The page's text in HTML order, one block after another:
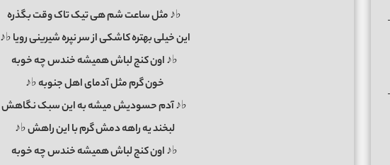
♭♪ مثل ساعت شم هی تیک تاک وقت بگذره
این خیلی بهتره کاشکی از سر نپره شیرینی رویا ♭♪
♭♪ اون کنج لباش همیشه خندس چه خوبه
خون گرم مثل آدمای اهل جنوبه ♭♪
♭♪ آدم حسودیش میشه به این سبک نگاهش
لبخند یه راهه دمش گرم با این راهش ♭♪
♭♪ اون کنج لباش همیشه خندس چه خوبه